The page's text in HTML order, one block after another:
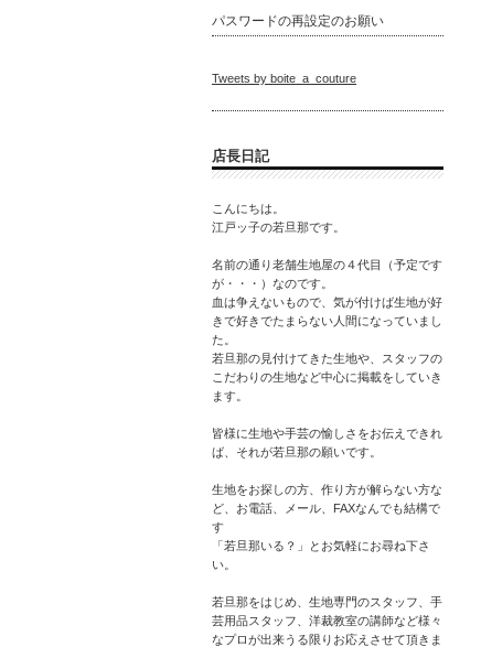
パスワードの再設定のお願い
Tweets by boite_a_couture
店長日記
こんにちは。
江戸ッ子の若旦那です。
名前の通り老舗生地屋の４代目（予定です
が・・・）なのです。
血は争えないもので、気が付けば生地が好
きで好きでたまらない人間になっていまし
た。
若旦那の見付けてきた生地や、スタッフの
こだわりの生地など中心に掲載をしていき
ます。
皆様に生地や手芸の愉しさをお伝えできれ
ば、それが若旦那の願いです。
生地をお探しの方、作り方が解らない方な
ど、お電話、メール、FAXなんでも結構で
す
「若旦那いる？」とお気軽にお尋ね下さ
い。
若旦那をはじめ、生地専門のスタッフ、手
芸用品スタッフ、洋裁教室の講師など様々
なプロが出来うる限りお応えさせて頂きま